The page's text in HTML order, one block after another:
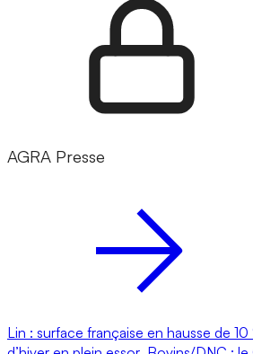
AGRA Presse
Lin : surface française en hausse de